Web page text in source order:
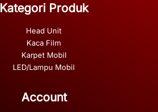
Kategori Produk
Head Unit
Kaca Film
Karpet Mobil
LED/Lampu Mobil
Account